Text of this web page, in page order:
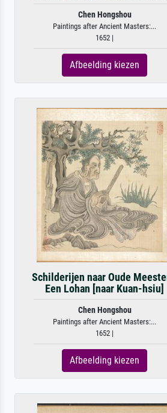
Chen Hongshou
Paintings after Ancient Masters:...
1652 |
Afbeelding kiezen
Schilderijen naar Oude
Een Lohan [naar Kuan-hsiu]
Chen Hongshou
Paintings after Ancient Masters:...
1652 |
Afbeelding kiezen